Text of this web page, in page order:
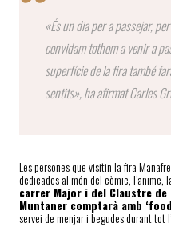
«És un dia per a passejar,
convidam tothom a venir a
superfície de la fira també
sentits», ha afirmat Carles
Les persones que visitin la fira
dedicades al món del còmic,
carrer Major i del Claustre de
Muntaner comptarà amb
servei de menjar i begudes durant tot